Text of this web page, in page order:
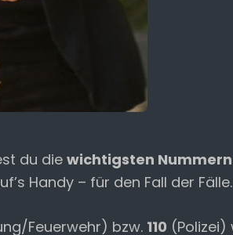
du die wichtigsten Nummern
Handy – für den Fall der Fälle.
Feuerwehr) bzw. 110 (Polizei)